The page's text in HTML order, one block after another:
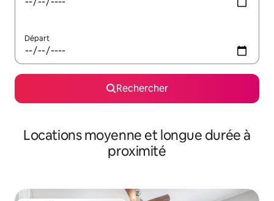
Départ
Rechercher
Locations moyenne et longue durée à
proximité